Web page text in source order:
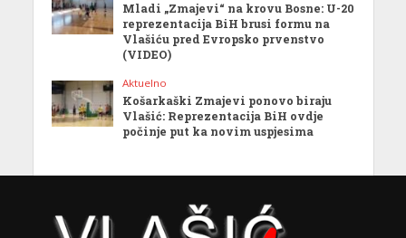
Mladi „Zmajevi“ na krovu Bosne: U-20
reprezentacija BiH brusi formu na
Vlašiću pred Evropsko prvenstvo
(VIDEO)
Aktuelno
Košarkaški Zmajevi ponovo biraju
Vlašić: Reprezentacija BiH ovdje
počinje put ka novim uspjesima